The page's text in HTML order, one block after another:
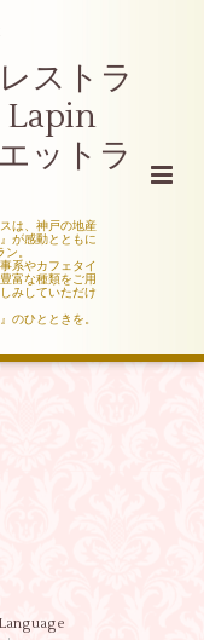
ストラ
Lapin
トラ
は、神戸の地産
が感動とともに
。
系やカフェタイ
富な種類をご用
みしていただけ
のひとときを。